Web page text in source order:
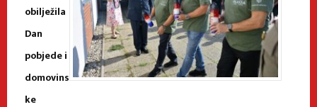
obilježila
Dan
pobjede i
domovins
ke